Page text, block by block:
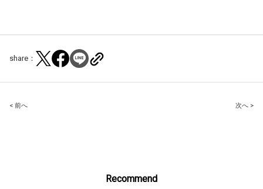
share：
Post
< 前へ 次へ >
Recommend